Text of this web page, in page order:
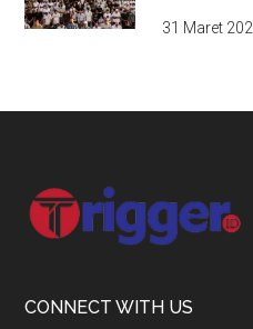
31 Maret
Footer
CONNECT WITH US